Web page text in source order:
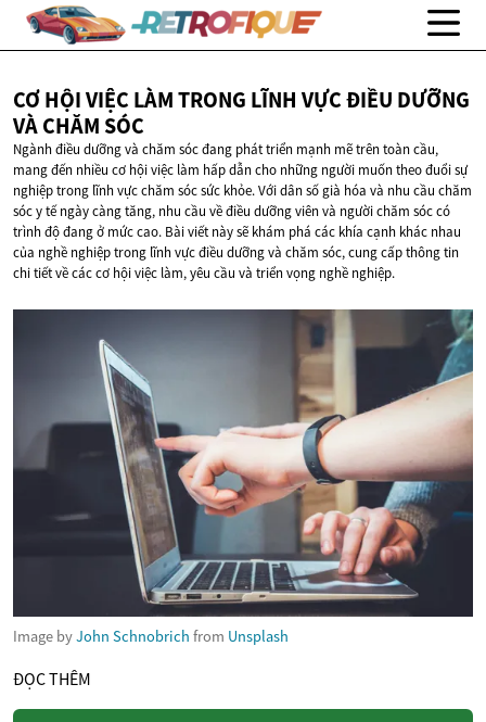
CƠ HỘI VIỆC LÀM TRONG LĨNH VỰC ĐIỀU DƯỠNG
VÀCHĂM SÓC
Ngành điều dưỡng và chăm sóc đang phát triển mạnh mẽ trên toàn cầu,
mang đến nhiều cơ hội việc làm hấp dẫn cho những người muốn theo đuổi sự
nghiệp trong lĩnh vực chăm sóc sức khỏe. Với dân số già hóa và nhu cầu chăm
sóc y tế ngày càng tăng, nhu cầu về điều dưỡng viên và người chăm sóc có
trình độ đang ở mức cao. Bài viết này sẽ khám phá các khía cạnh khác nhau
của nghề nghiệp trong lĩnh vực điều dưỡng và chăm sóc, cung cấp thông tin
chi tiết về các cơ hội việc làm, yêu cầu và triển vọng nghề nghiệp.
Image byJohn Schnobrich from Unsplash
ĐỌC THÊM